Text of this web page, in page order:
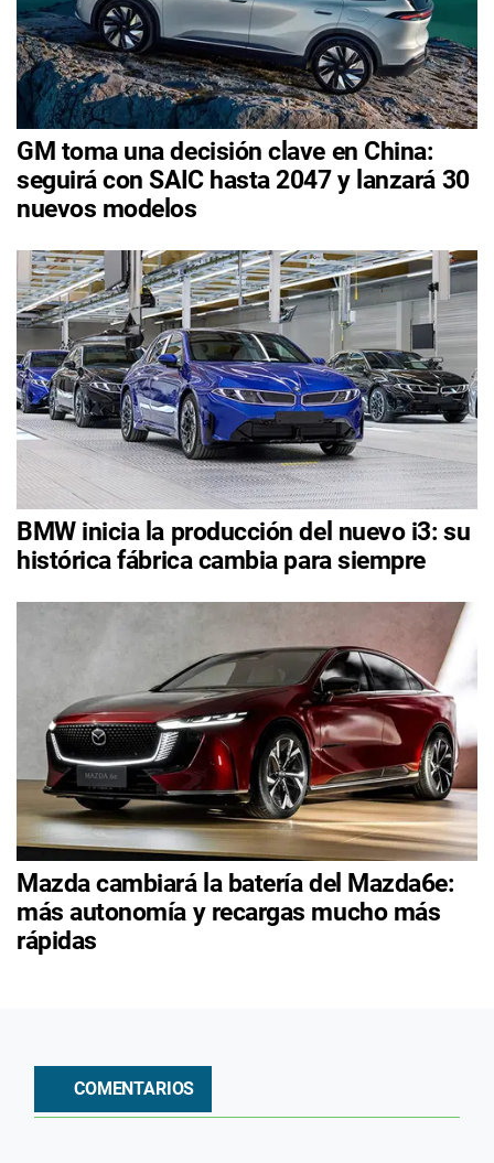
GM toma una decisión clave en China:
seguirá con SAIC hasta 2047 y lanzará 30
nuevos modelos
BMW inicia la producción del nuevo i3: su
histórica fábrica cambia para siempre
Mazda cambiará la batería del Mazda6e:
más autonomía y recargas mucho más
rápidas
COMENTARIOS